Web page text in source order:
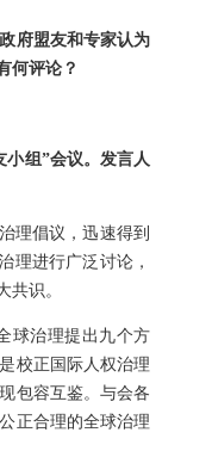
府盟友和专家认为
何评论？
小组”会议。发言人
理倡议，迅速得到
理进行广泛讨论，
识。
球治理提出九个方
校正国际人权治理
包容互鉴。与会各
正合理的全球治理